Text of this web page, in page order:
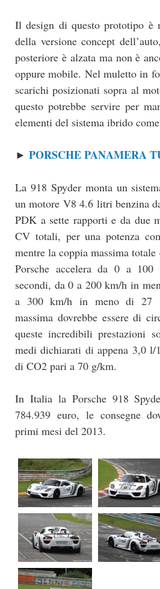
Il design di questo prototipo è
della versione concept
posteriore è alzata ma non è
oppure mobile. Nel muletto in
scarichi posizionati sopra al
questo potrebbe servire per
elementi del sistema ibrido
► PORSCHE PANAMERA
La 918 Spyder monta un
un motore V8 4.6 litri benzina
PDK a sette rapporti e da due
CV totali, per una potenza
mentre la coppia massima
Porsche accelera da 0 a
secondi, da 0 a 200 km/h in
a 300 km/h in meno di 27
massima dovrebbe essere di
queste incredibili prestazioni
medi dichiarati di appena 3,0 l/
di CO2 pari a 70 g/km.
In Italia la Porsche 918
784.939 euro, le consegne
primi mesi del 2013.